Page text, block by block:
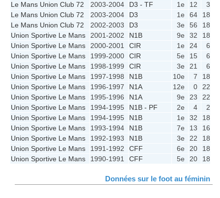
Le Mans Union Club 72
2003-2004 D3 - TF 1e 12 3
Le Mans Union Club 72
2003-2004 D3 1e 64 18
Le Mans Union Club 72
2002-2003 D3 3e 56 18
Union Sportive Le Mans
2001-2002 N1B 9e 32 18
Union Sportive Le Mans
2000-2001 CIR 1e 24 6
Union Sportive Le Mans
1999-2000 CIR 5e 15 6
Union Sportive Le Mans
1998-1999 CIR 3e 21 6
Union Sportive Le Mans
1997-1998 N1B 10e 7 18
Union Sportive Le Mans
1996-1997 N1A 12e 0 22
Union Sportive Le Mans
1995-1996 N1A 9e 23 22
Union Sportive Le Mans
1994-1995 N1B - PF 2e 4 2
Union Sportive Le Mans
1994-1995 N1B 1e 32 18
Union Sportive Le Mans
1993-1994 N1B 7e 13 16
Union Sportive Le Mans
1992-1993 N1B 3e 22 18
Union Sportive Le Mans
1991-1992 CFF 6e 20 18
Union Sportive Le Mans
1990-1991 CFF 5e 20 18
Données sur le foot au féminin